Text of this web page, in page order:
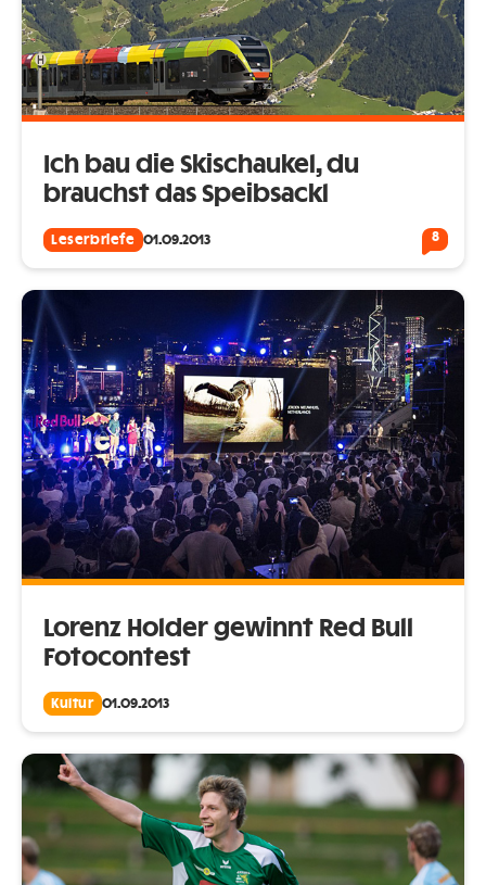
Ich bau die Skischaukel, du
brauchst das Speibsackl
Leserbriefe 01.09.2013 8
Lorenz Holder gewinnt Red Bull
Fotocontest
Kultur 01.09.2013